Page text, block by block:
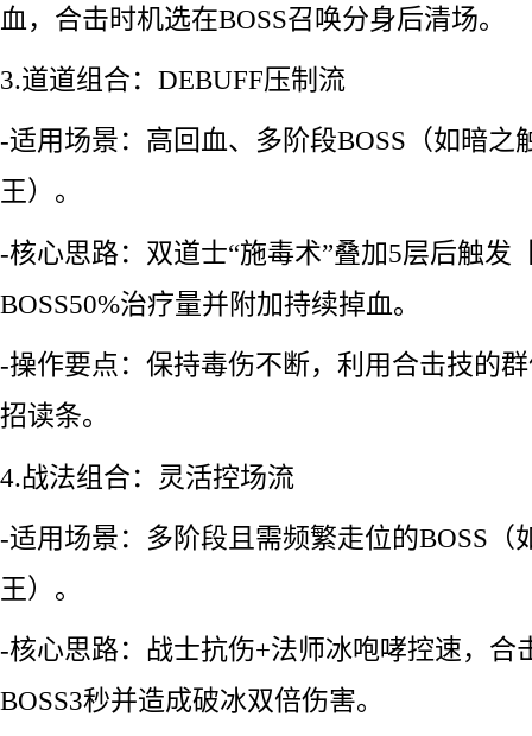
血，合击时机选在BOSS召唤分身后清场。
3.道道组合：DEBUFF压制流
-适用场景：高回血、多阶段BOSS（如暗之
王）。
-核心思路：双道士“施毒术”叠加5层后触发
BOSS50%治疗量并附加持续掉血。
-操作要点：保持毒伤不断，利用合击技的
招读条。
4.战法组合：灵活控场流
-适用场景：多阶段且需频繁走位的BOSS（
王）。
-核心思路：战士抗伤+法师冰咆哮控速，合
BOSS3秒并造成破冰双倍伤害。